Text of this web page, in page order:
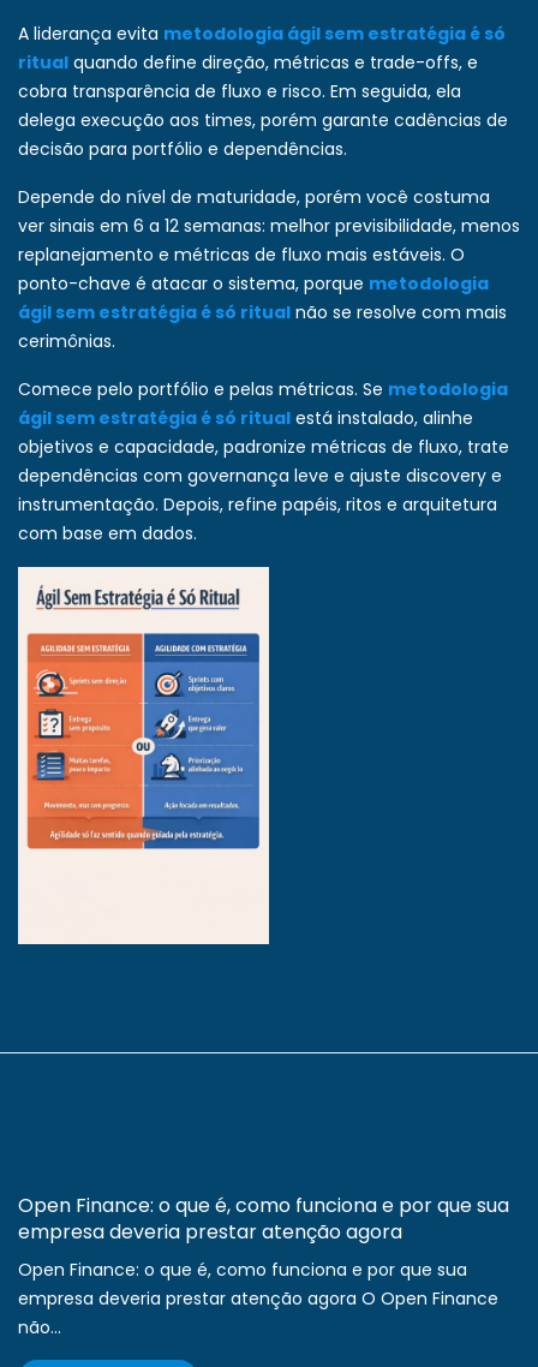
A liderança evita metodologia ágil sem estratégia é só
ritual quando define direção, métricas e trade-offs, e
cobra transparência de fluxo e risco. Em seguida, ela
delega execução aos times, porém garante cadências de
decisão para portfólio e dependências.
Depende do nível de maturidade, porém você costuma
ver sinais em 6 a 12 semanas: melhor previsibilidade, menos
replanejamento e métricas de fluxo mais estáveis. O
ponto-chave é atacar o sistema, porque metodologia
ágil sem estratégia é só ritual não se resolve com mais
cerimônias.
Comece pelo portfólio e pelas métricas. Se metodologia
ágil sem estratégia é só ritual está instalado, alinhe
objetivos e capacidade, padronize métricas de fluxo, trate
dependências com governança leve e ajuste discovery e
instrumentação. Depois, refine papéis, ritos e arquitetura
com base em dados.
Open Finance: o que é, como funciona e por que sua
empresa deveria prestar atenção agora
Open Finance: o que é, como funciona e por que sua
empresa deveria prestar atenção agora O Open Finance
não...